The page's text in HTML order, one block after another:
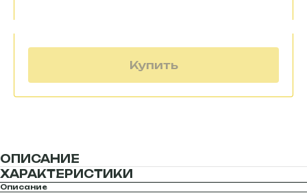
Купить
ОПИСАНИЕ
ХАРАКТЕРИСТИКИ
Описание